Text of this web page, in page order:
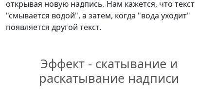
открывая новую надпись. Нам кажется, что текст
"смывается водой", а затем, когда "вода уходит"
появляется другой текст.
Эффект - скатывание и
раскатывание надписи